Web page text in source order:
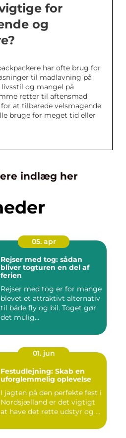
for
og
har ofte brug for
til madlavning på
og mangel på
retter til aftensmad
at tilberede velsmagende
bruge for meget tid eller
indlæg her
05. apr
Rejser med tog: sådan
bliver togturen en del af
ferien
Rejser med tog er for mange
blevet et attraktivt alternativ
til både fly og bil. Toget gør
det mulig...
01. jun
Festudlejning: Skab en
uforglemmelig oplevelse
I jagten på den perfekte fest i
Nordsjælland er det vigtigt
at have det rette udstyr og ...